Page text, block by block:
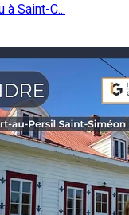
à Saint-C...